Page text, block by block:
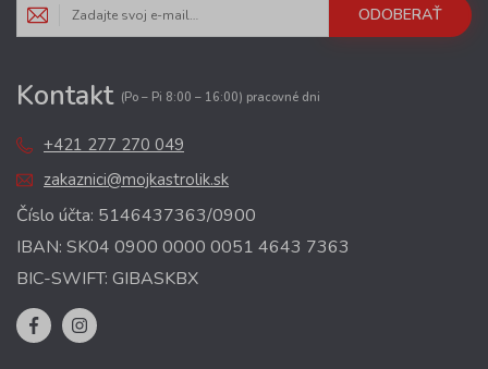
ODOBERAŤ
Kontakt (Po – Pi 8:00 – 16:00) pracovné dni
+421 277 270 049
zakaznici@mojkastrolik.sk
Číslo účta: 5146437363/0900
IBAN: SK04 0900 0000 0051 4643 7363
BIC-SWIFT: GIBASKBX